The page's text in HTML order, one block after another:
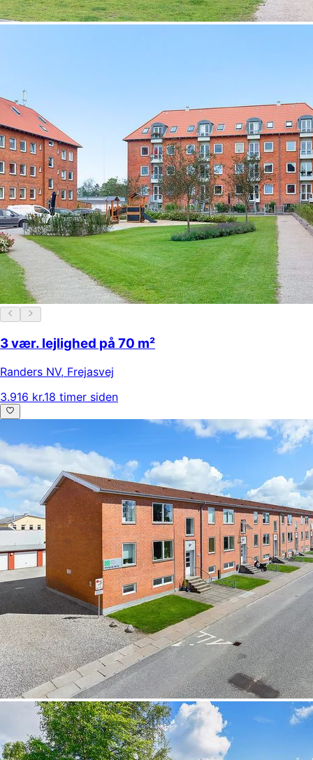
3 vær. lejlighed på 70 m²
Randers NV, Frejasvej
3.916 kr.18 timer siden